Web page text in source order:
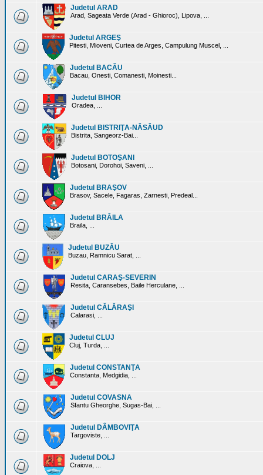
Judetul ARAD
Arad, Sageata Verde (Arad - Ghioroc), Lipova, ...
Judetul ARGEŞ
Pitesti, Mioveni, Curtea de Arges, Campulung Muscel, ...
Judetul BACĂU
Bacau, Onesti, Comanesti, Moinesti...
Judetul BIHOR
Oradea, ...
Judetul BISTRIŢA-NĂSĂUD
Bistrita, Sangeorz-Bai...
Judetul BOTOŞANI
Botosani, Dorohoi, Saveni, ...
Judetul BRAŞOV
Brasov, Sacele, Fagaras, Zarnesti, Predeal...
Judetul BRĂILA
Braila, ...
Judetul BUZĂU
Buzau, Ramnicu Sarat, ...
Judetul CARAŞ-SEVERIN
Resita, Caransebes, Baile Herculane, ...
Judetul CĂLĂRAŞI
Calarasi, ...
Judetul CLUJ
Cluj, Turda, ...
Judetul CONSTANŢA
Constanta, Medgidia, ...
Judetul COVASNA
Sfantu Gheorghe, Sugas-Bai, ...
Judetul DÂMBOVIŢA
Targoviste, ...
Judetul DOLJ
Craiova, ...